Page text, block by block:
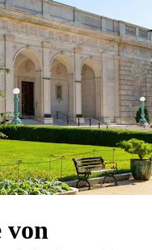
von